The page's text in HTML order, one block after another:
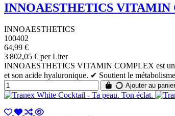
INNOAESTHETICS VITAMIN
INNOAESTHETICS
100402
64,99 €
3 802,05 € per Liter
INNOAESTHETICS VITAMIN COMPLEX est un
et son acide hyaluronique. ✔ Soutient le
Ajouter au